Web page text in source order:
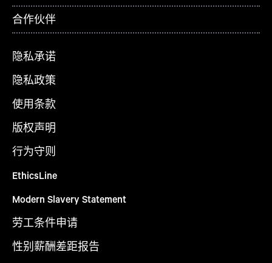
合作伙伴
隐私承诺
隐私政策
使用条款
版权声明
行为守则
EthicsLine
Modern Slavery Statement
劳工条件申请
性别薪酬差距报告